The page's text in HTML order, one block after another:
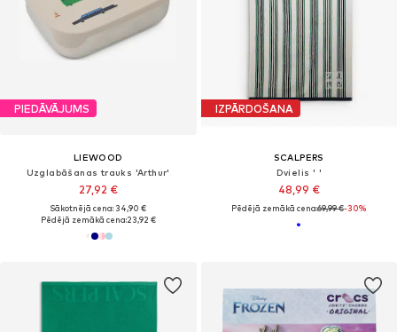
PIEDĀVĀJUMS
LIEWOOD
Uzglabāšanas trauks 'Arthur'
27,92 €
Sākotnējā cena: 34,90 €
Pēdējā zemākā cena:23,92 €
IZPĀRDOŠANA
SCALPERS
Dvielis ' '
48,99 €
Pēdējā zemākā cena:69,99 €-30%